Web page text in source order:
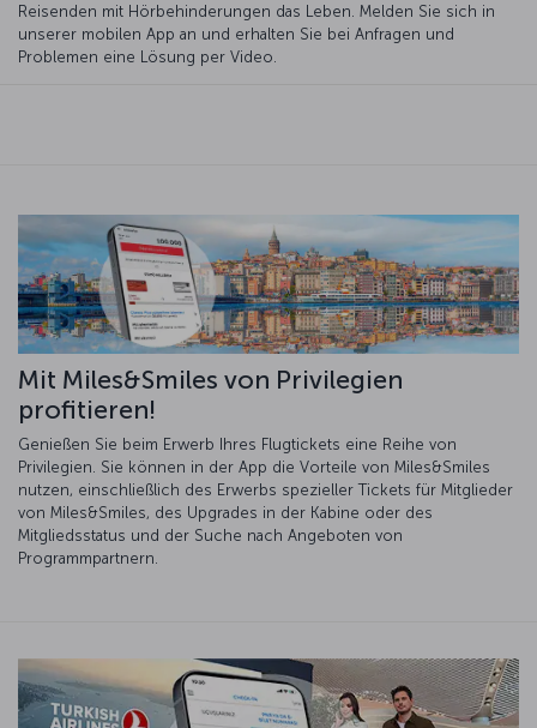
Reisenden mit Hörbehinderungen das Leben. Melden Sie sich in
unserer mobilen App an und erhalten Sie bei Anfragen und
Problemen eine Lösung per Video.
Mit Miles&Smiles von Privilegien
profitieren!
Genießen Sie beim Erwerb Ihres Flugtickets eine Reihe von
Privilegien. Sie können in der App die Vorteile von Miles&Smiles
nutzen, einschließlich des Erwerbs spezieller Tickets für Mitglieder
von Miles&Smiles, des Upgrades in der Kabine oder des
Mitgliedsstatus und der Suche nach Angeboten von
Programmpartnern.